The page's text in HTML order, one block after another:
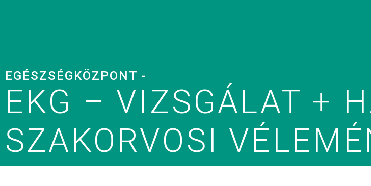
EGÉSZSÉGKÖZPONT -
EKG – VIZSGÁLAT +
SZAKORVOSI